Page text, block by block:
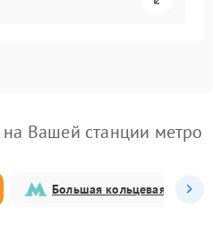
Вашей станции метро
Большая кольцевая